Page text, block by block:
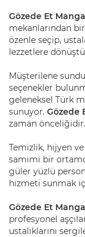
Gözede Et
mekanlarından
özenle seçip,
lezzetlere
Müşterilene
seçenekler
geleneksel Türk
sunuyor. Gözede
zaman önceliğidir.
Temizlik, hijyen
samimi bir
güler yüzlü
hizmeti sunmak
Gözede Et
profesyonel
ustalıklarını